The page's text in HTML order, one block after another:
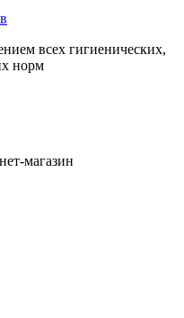
всех гигиенических,
норм
магазин